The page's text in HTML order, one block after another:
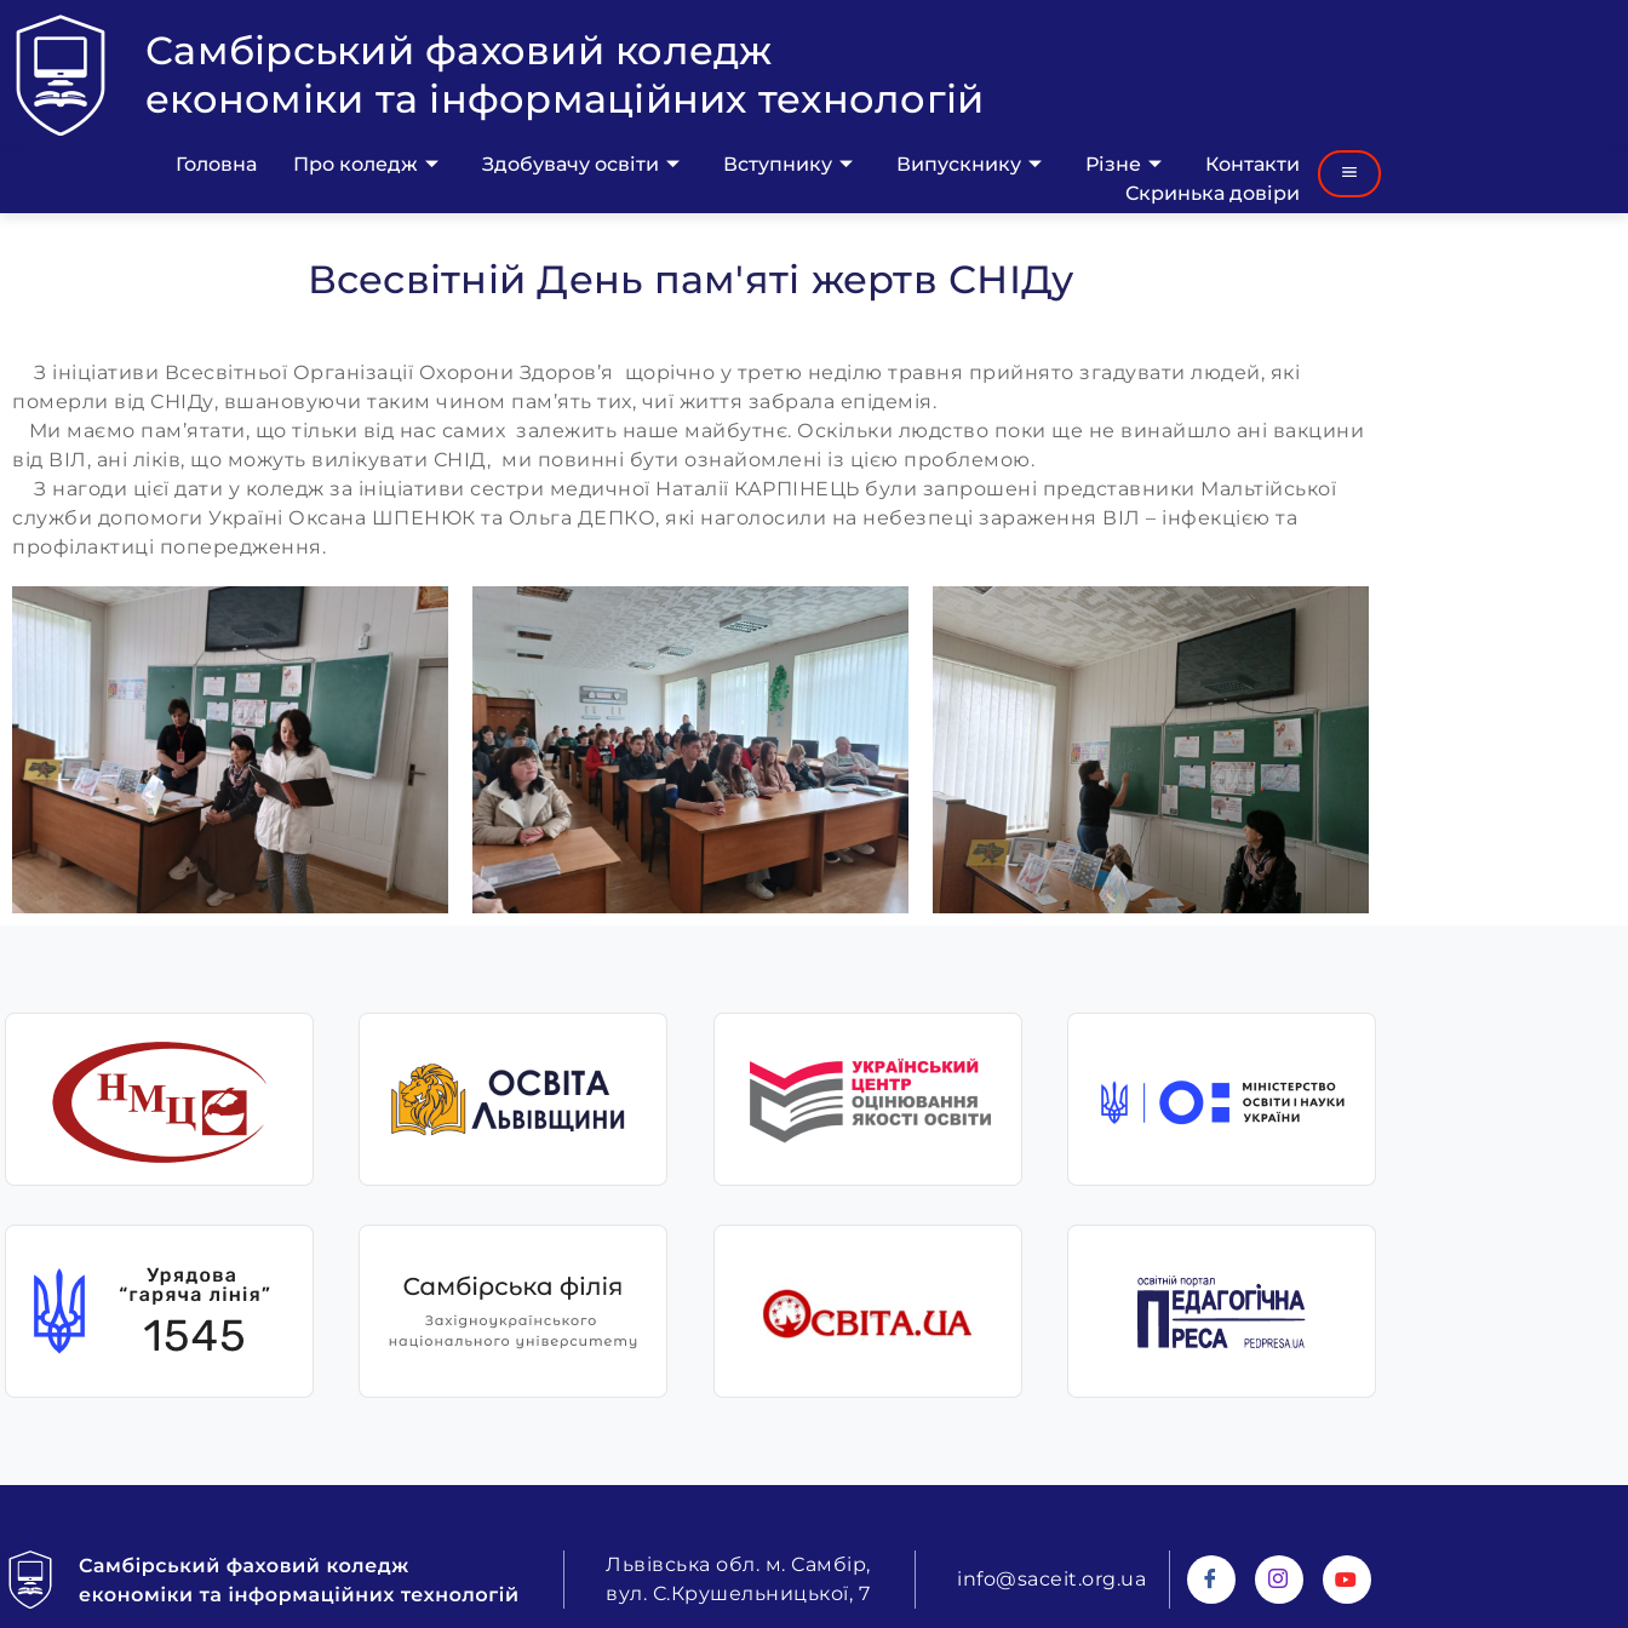
Самбірський фаховий коледж
економіки та інформаційних технологій
Головна Про коледж Здобувачу освіти Вступнику Випускнику Різне
Контакти
Скринька довіри
Всесвітній День пам'яті жертв СНІДу
З ініціативи Всесвітньої Організації Охорони Здоров’я щорічно у третю неділю травня прийнято згадувати людей, які
померли від СНІДу, вшановуючи таким чином пам’ять тих, чиї життя забрала епідемія.
Ми маємо пам’ятати, що тільки від нас самих залежить наше майбутнє. Оскільки людство поки ще не винайшло ані вакцини
від ВІЛ, ані ліків, що можуть вилікувати СНІД, ми повинні бути ознайомлені із цією проблемою.
З нагоди цієї дати у коледж за ініціативи сестри медичної Наталії КАРПІНЕЦЬ були запрошені представники Мальтійської
служби допомоги Україні Оксана ШПЕНЮК та Ольга ДЕПКО, які наголосили на небезпеці зараження ВІЛ – інфекцією та
профілактиці попередження.
Львівська обл. м. Самбір,
вул. С.Крушельницької, 7
info@saceit.org.ua